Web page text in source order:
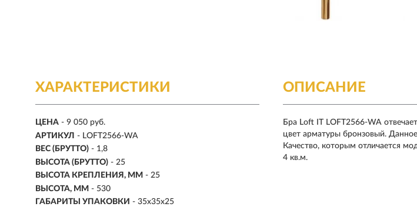
ХАРАКТЕРИСТИКИ
ЦЕНА - 9 050 руб.
АРТИКУЛ - LOFT2566-WA
ВЕС (БРУТТО) - 1,8
ВЫСОТА (БРУТТО) - 25
ВЫСОТА КРЕПЛЕНИЯ, ММ - 25
ВЫСОТА, ММ - 530
ГАБАРИТЫ УПАКОВКИ - 35x35x25
ОПИСАНИЕ
Бра Loft IT LOFT2566-WA
цвет арматуры бронзовый.
Качество, которым отличается
4 кв.м.